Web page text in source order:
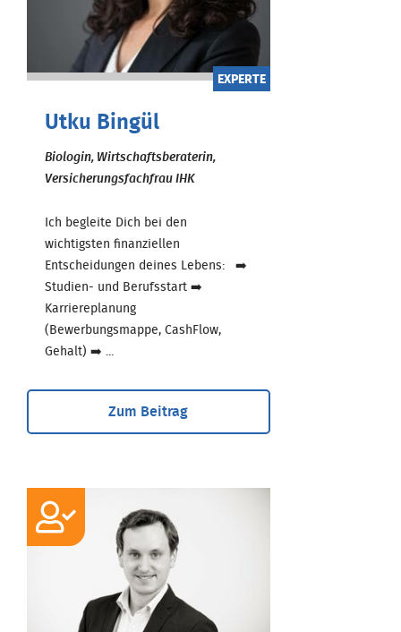
EXPERTE
Utku Bingül
Biologin, Wirtschaftsberaterin,
Versicherungsfachfrau IHK
Ich begleite Dich bei den
wichtigsten finanziellen
Entscheidungen deines Lebens: ➡️
Studien- und Berufsstart ➡️
Karriereplanung
(Bewerbungsmappe, CashFlow,
Gehalt) ➡️ ...
Zum Beitrag